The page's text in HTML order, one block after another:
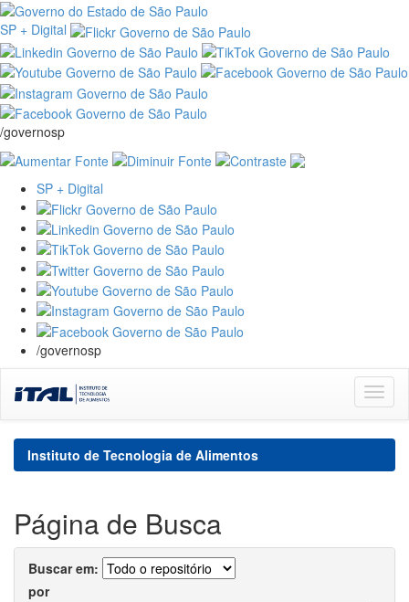
SP + Digital
/governosp
SP + Digital
/governosp
navigation
Instituto de Tecnologia de Alimentos
Página de Busca
Buscar em:
por